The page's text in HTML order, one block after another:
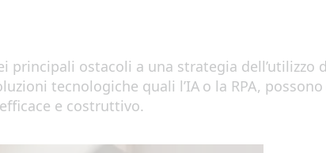
principali ostacoli a una strategia dell’utilizzo
zioni tecnologiche quali l’IA o la RPA, possono
efficace e costruttivo.